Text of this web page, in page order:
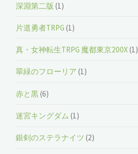
深淵第二版 (1)
片道勇者TRPG (1)
真・女神転生TRPG 魔都東京200X(1)
翠緑のフローリア (1)
赤と黒(6)
迷宮キングダム (1)
銀剣のステラナイツ (2)